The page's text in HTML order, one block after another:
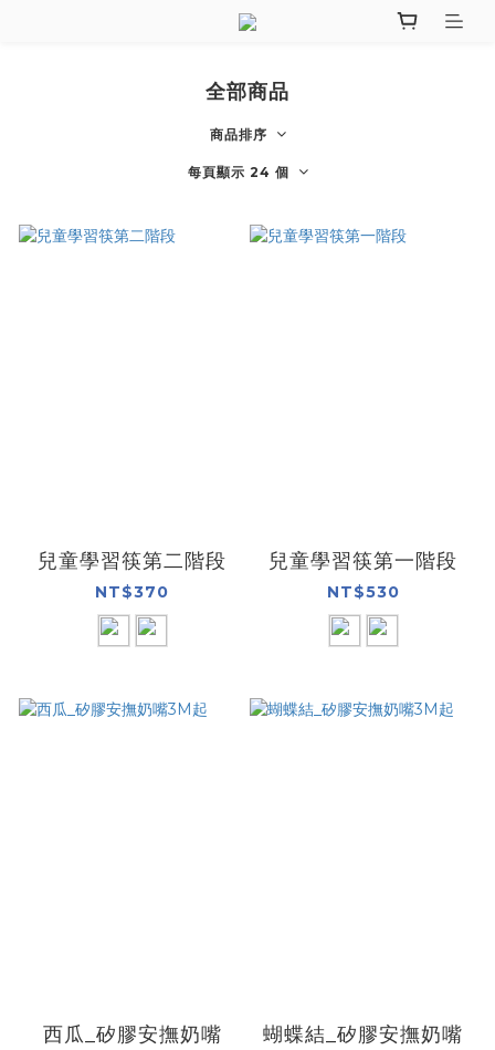
全部商品
商品排序
每頁顯示 24 個
兒童學習筷第二階段
NT$370
兒童學習筷第一階段
NT$530
西瓜_矽膠安撫奶嘴
蝴蝶結_矽膠安撫奶嘴